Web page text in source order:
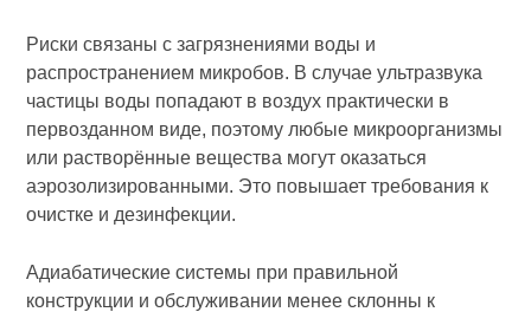
Риски связаны с загрязнениями воды и
распространением микробов. В случае ультразвука
частицы воды попадают в воздух практически в
первозданном виде, поэтому любые микроорганизмы
или растворённые вещества могут оказаться
аэрозолизированными. Это повышает требования к
очистке и дезинфекции.
Адиабатические системы при правильной
конструкции и обслуживании менее склонны к